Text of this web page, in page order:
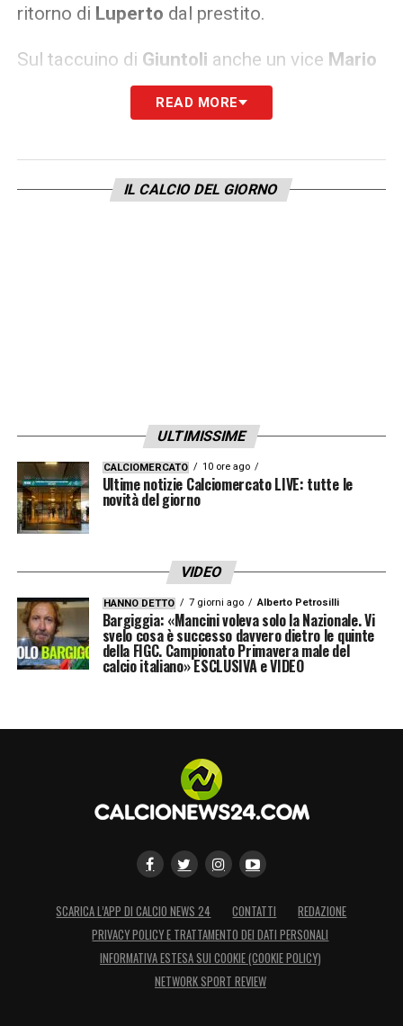
ritorno di Luperto dal prestito.
Sul taccuino di Giuntoli anche un vice Mario
piacciono i profiliMandava
primo del Lille è in scadenza a giugno,
Gazzetta dello Sport.
READ MORE
IL CALCIO DEL GIORNO
ULTIMISSIME
CALCIOMERCATO 10 ore ago
Ultime notizie Calciomercato LIVE: tutte le
novità del giorno
VIDEO
HANNO DETTO 7 giorni ago Alberto Petrosilli
Bargiggia: «Mancini voleva solo la Nazionale. Vi
svelo cosa è successo davvero dietro le quinte
della FIGC. Campionato Primavera male del
calcio italiano» ESCLUSIVA e VIDEO
SCARICA L’APP DI CALCIO NEWS 24 CONTATTI
REDAZIONE
PRIVACY POLICY E TRATTAMENTO DEI DATI PERSONALI
INFORMATIVA ESTESA SUI COOKIE (COOKIE POLICY)
NETWORK SPORT REVIEW